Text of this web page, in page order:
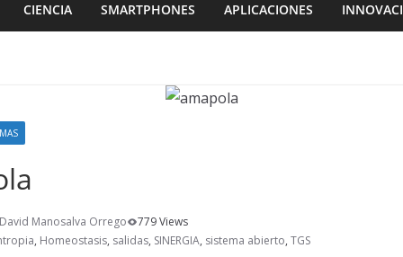
una app
escanear una
CIENCIA SMARTPHONES APLICACIONES
David Manosalva Orrego
779 Views
, Homeostasis, salidas, SINERGIA, sistema abierto, TGS